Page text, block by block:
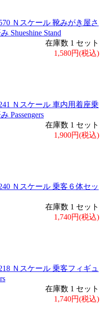
Ｎスケール 靴みがき屋さ
Shueshine Stand
在庫数 1 セット
1,580円(税込)
Ｎスケール 車内用着座乗
Passengers
在庫数 1 セット
1,900円(税込)
Ｎスケール 乗客６体セッ
在庫数 1 セット
1,740円(税込)
Ｎスケール 乗客フィギュ
在庫数 1 セット
1,740円(税込)